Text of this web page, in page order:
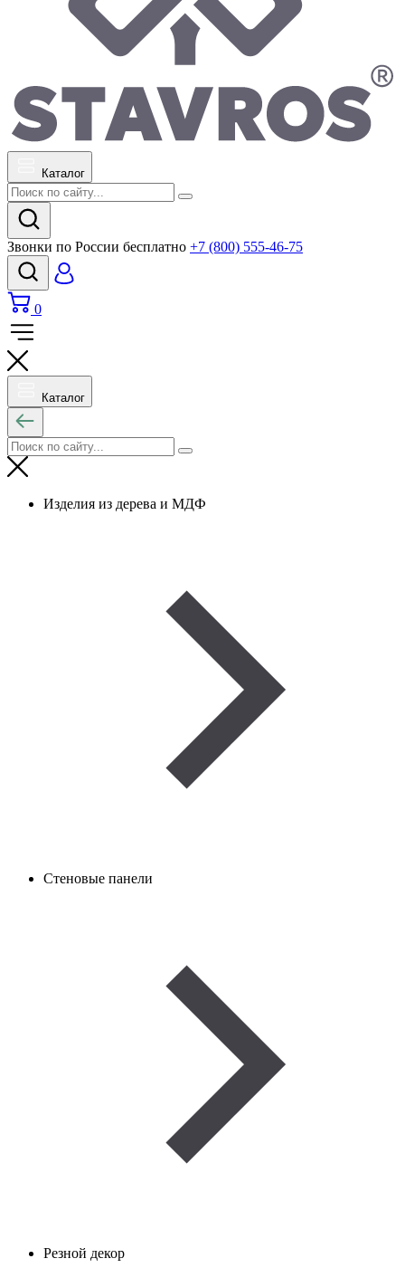
Каталог
Звонки по России бесплатно +7 (800) 555-46-75
0
Каталог
Изделия из дерева и МДФ
Стеновые панели
Резной декор